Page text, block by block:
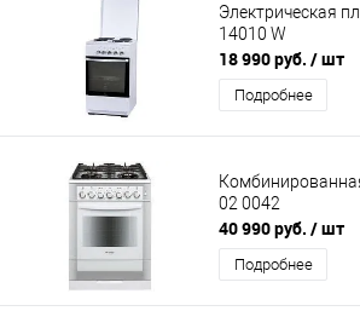
Электрическая
14010 W
18 990 руб. / шт
Подробнее
02 0042
40 990 руб. / шт
Подробнее